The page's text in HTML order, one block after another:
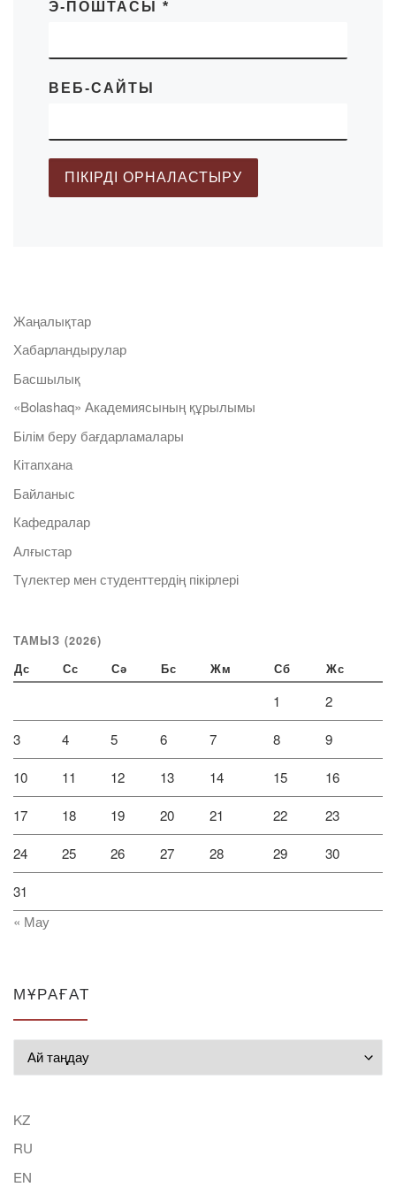
Э-ПОШТАСЫ *
ВЕБ-САЙТЫ
Жаңалықтар
Хабарландырулар
Басшылық
«Bolashaq» Академиясының құрылымы
Білім беру бағдарламалары
Кітапхана
Байланыс
Кафедралар
Алғыстар
Түлектер мен студенттердің пікірлері
ТАМЫЗ (2026)
Дс Сс Сә Бс Жм Сб Жс
1 2
3 4 5 6 7 8 9
10 11 12 13 14 15 16
17 18 19 20 21 22 23
24 25 26 27 28 29 30
31
« Мау
МҰРАҒАТ
KZ
RU
EN